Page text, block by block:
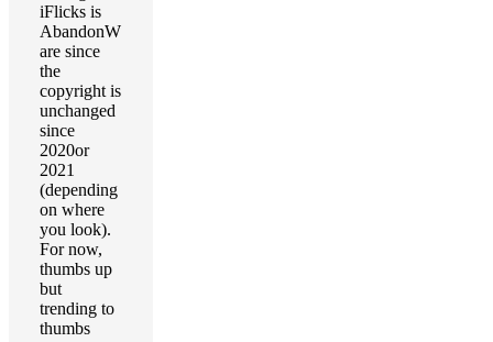
iFlicks is
AbandonW
are since
the
copyright is
unchanged
since
2020or
2021
(depending
on where
you look).
For now,
thumbs up
but
trending to
thumbs